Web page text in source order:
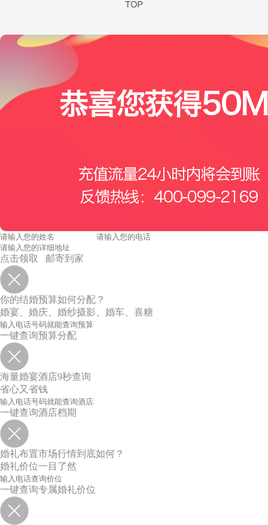
点击领取 邮寄到家
你的结婚预算如何分配？
婚宴、婚庆、婚纱摄影、婚车、喜糖
一键查询预算分配
海量婚宴酒店9秒查询
省心又省钱
一键查询酒店档期
婚礼布置市场行情到底如何？
婚礼价位一目了然
一键查询专属婚礼价位